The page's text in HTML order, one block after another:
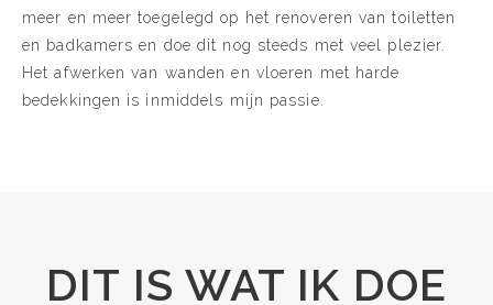
meer en meer toegelegd op het renoveren van toiletten
en badkamers en doe dit nog steeds met veel plezier.
Het afwerken van wanden en vloeren met harde
bedekkingen is inmiddels mijn passie.
DIT IS WAT IK DOE